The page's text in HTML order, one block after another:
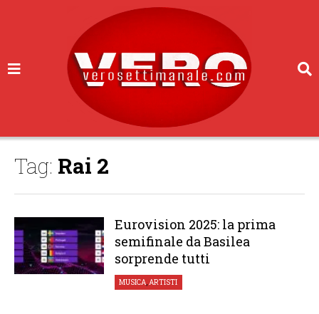
Tag: Rai 2
Eurovision 2025: la prima
semifinale da Basilea
sorprende tutti
MUSICA,ARTISTI